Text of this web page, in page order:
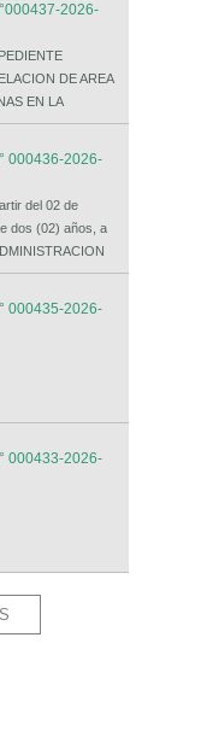
2026-
DE AREA
EN LA
000436-2026-
del 02 de
dos (02) años, a
000435-2026-
000433-2026-